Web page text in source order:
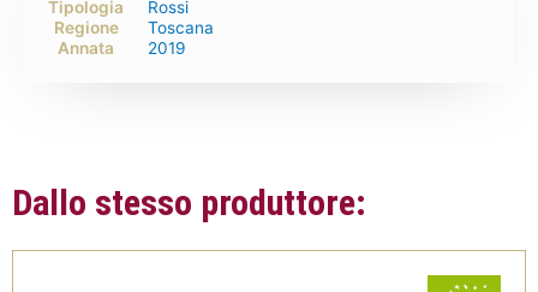
Tipologia
Rossi
Regione
Toscana
Annata
2019
Dallo stesso produttore: